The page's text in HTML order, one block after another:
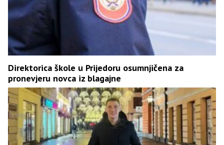
Direktorica škole u Prijedoru osumnjičena za
pronevjeru novca iz blagajne